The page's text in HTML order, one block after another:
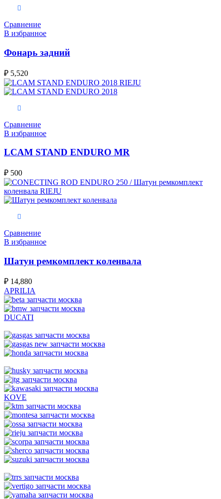
Сравнение
В избранное
Фонарь задний
₽ 5,520
Сравнение
В избранное
LCAM STAND ENDURO MR
₽ 500
Сравнение
В избранное
Шатун ремкомплект коленвала
₽ 14,880
APRILIA
DUCATI
KOVE